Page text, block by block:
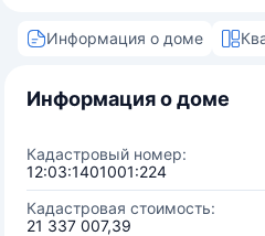
Информация о доме
Информация о доме
Кадастровый номер:
12:03:1401001:224
Кадастровая стоимость:
21 337 007,39